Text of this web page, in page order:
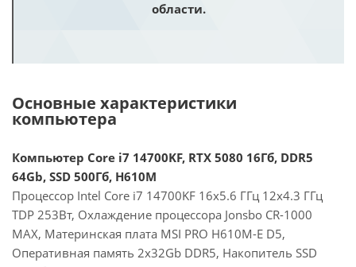
области.
Основные характеристики
компьютера
Компьютер Core i7 14700KF, RTX 5080 16Гб, DDR5
64Gb, SSD 500Гб, H610M
Процессор Intel Core i7 14700KF 16x5.6 ГГц 12x4.3 ГГц
TDP 253Вт, Охлаждение процессора Jonsbo CR-1000
MAX, Материнская плата MSI PRO H610M-E D5,
Оперативная память 2x32Gb DDR5, Накопитель SSD